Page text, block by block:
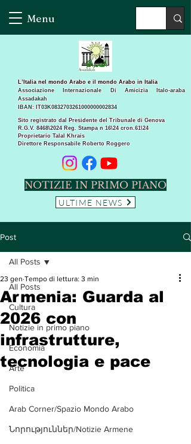
Menu
Sito registrato dal Presidente del Tribunale di Genova
R.G.V. 8468\2024 Reg. Stampa n 16\24 cron.61\24 ​
Proprietario Talal Khrais
Direttore Responsabile Roberto Roggero
L’Italia nel mondo Arabo e il mondo Arabo in Italia
Associazione Internazionale Di Amicizia Italo-araba
Assadakah
IBAN: IT03K0832703261000000002834
NOTIZIE IN PRIMO PIANO
ULTIME NEWS
Post
All Posts
Cultura
Notizie in primo piano
Economia
Arte
Politica
Arab Corner/Spazio Mondo Arabo
Նորություններ/Notizie Armene
All Posts
Armenia: Guarda al
2026 con
infrastrutture,
tecnologia e pace
23 gen Tempo di lettura: 3 min